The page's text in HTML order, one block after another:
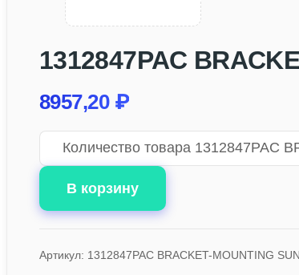
1312847PAC
8957,20 ₽
Количество товара 1312847PAC
В корзину
Артикул: 1312847PAC BRACKET-MOUNTING